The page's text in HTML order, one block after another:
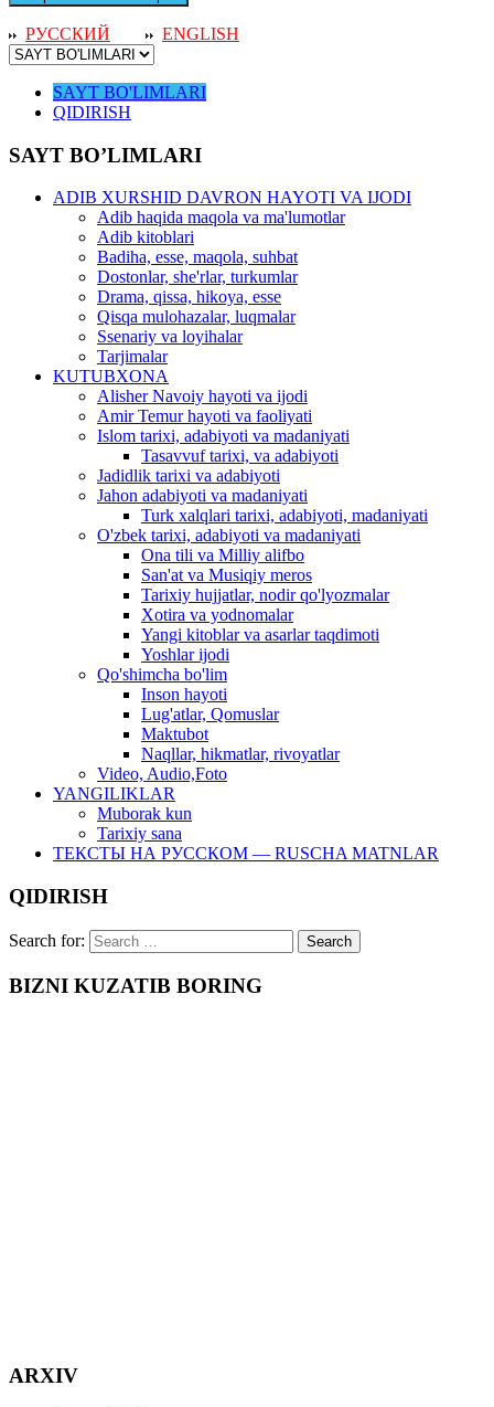
РУССКИЙ ENGLISH
SAYT BO'LIMLARI
QIDIRISH
SAYT BO’LIMLARI
ADIB XURSHID DAVRON HAYOTI VA IJODI
Adib haqida maqola va ma'lumotlar
Adib kitoblari
Badiha, esse, maqola, suhbat
Dostonlar, she'rlar, turkumlar
Drama, qissa, hikoya, esse
Qisqa mulohazalar, luqmalar
Ssenariy va loyihalar
Tarjimalar
KUTUBXONA
Alisher Navoiy hayoti va ijodi
Amir Temur hayoti va faoliyati
Islom tarixi, adabiyoti va madaniyati
Tasavvuf tarixi, va adabiyoti
Jadidlik tarixi va adabiyoti
Jahon adabiyoti va madaniyati
Turk xalqlari tarixi, adabiyoti, madaniyati
O'zbek tarixi, adabiyoti va madaniyati
Ona tili va Milliy alifbo
San'at va Musiqiy meros
Tarixiy hujjatlar, nodir qo'lyozmalar
Xotira va yodnomalar
Yangi kitoblar va asarlar taqdimoti
Yoshlar ijodi
Qo'shimcha bo'lim
Inson hayoti
Lug'atlar, Qomuslar
Maktubot
Naqllar, hikmatlar, rivoyatlar
Video, Audio,Foto
YANGILIKLAR
Muborak kun
Tarixiy sana
ТЕКСТЫ НА РУССКОМ — RUSCHA MATNLAR
QIDIRISH
Search for:
BIZNI KUZATIB BORING
ARXIV